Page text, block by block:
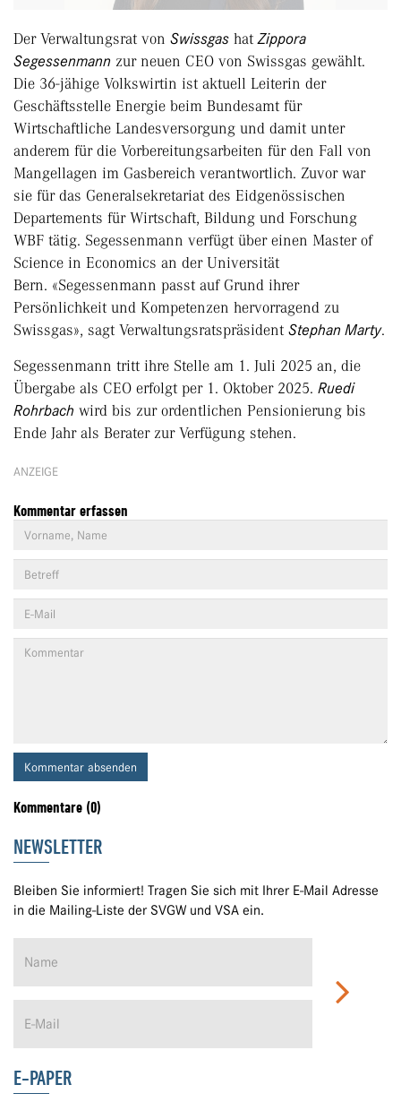
Der Verwaltungsrat von Swissgas hatZippora
Segessenmann zur neuen CEO von Swissgas gewählt.
Die 36-jähige Volkswirtin ist aktuell Leiterin der
Geschäftsstelle Energie beim Bundesamt für
Wirtschaftliche Landesversorgung und damit unter
anderem für die Vorbereitungsarbeiten für den Fall von
Mangellagen im Gasbereich verantwortlich. Zuvor war
sie für das Generalsekretariat des Eidgenössischen
Departements für Wirtschaft, Bildung und Forschung
WBF tätig. Segessenmann verfügt über einen Master of
Science in Economics an der Universität
Bern. «Segessenmann passt auf Grund ihrer
Persönlichkeit und Kompetenzen hervorragend zu
Swissgas», sagt Verwaltungsratspräsident Stephan Marty.
Segessenmann tritt ihre Stelle am 1. Juli 2025 an, die
Übergabe als CEO erfolgt per 1. Oktober 2025. Ruedi
Rohrbach wird bis zur ordentlichen Pensionierung bis
Ende Jahr als Berater zur Verfügung stehen.
ANZEIGE
Kommentar erfassen
Kommentar absenden
Kommentare (0)
NEWSLETTER
Bleiben Sie informiert! Tragen Sie sich mit Ihrer E-Mail Adresse
in die Mailing-Liste der SVGW und VSA ein.
E-PAPER